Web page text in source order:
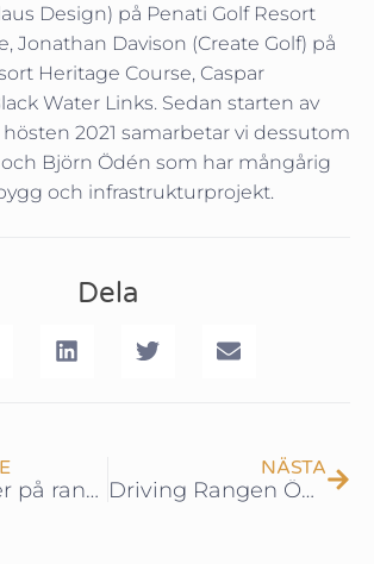
Design) på Penati Golf Resort
Jonathan Davison (Create Golf) på
Heritage Course, Caspar
Water Links. Sedan starten av
2021 samarbetar vi dessutom
Björn Ödén som har mångårig
och infrastrukturprojekt.
Dela
Vad händer på rangen? Del 3
NÄSTA
Driving Rangen Öppen!